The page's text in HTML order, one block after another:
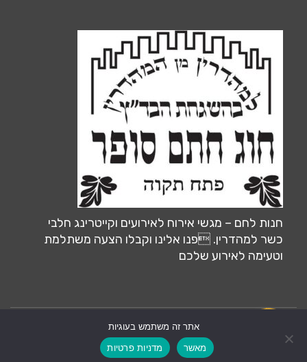
חנות לחם – מגשי אירוח לאירועים וקייטרינג חלבי
כשר למהדרין. פנו אלינו וקבלו הצעה משתלמת
וטעימה לאירוע שלכם
אחסון ותחזוקה ע״י:MiliLand.com
אתר זה משתמש בעוגיות
מאשר
מדניות פרטיות
צרו קשר